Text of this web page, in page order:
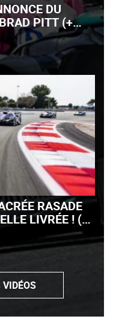
DU
PITT (+
RASADE
LIVRÉE ! (+